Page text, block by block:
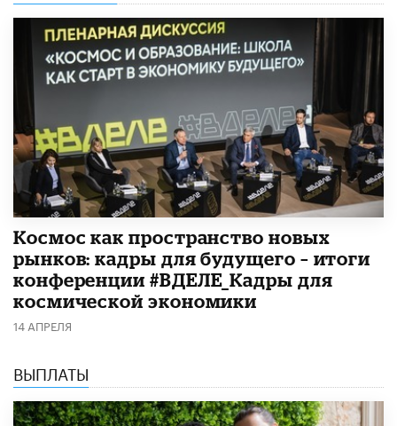
Космос как пространство новых
рынков: кадры для будущего – итоги
конференции #ВДЕЛЕ_Кадры для
космической экономики
14 АПРЕЛЯ
ВЫПЛАТЫ